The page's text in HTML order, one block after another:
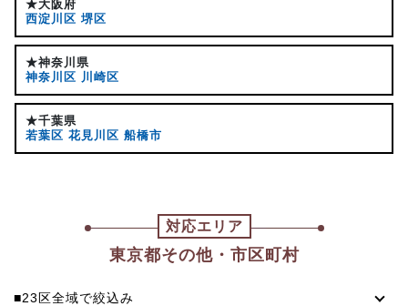
★大阪府
西淀川区 堺区
★神奈川県
神奈川区 川崎区
★千葉県
若葉区 花見川区 船橋市
対応エリア
東京都その他・市区町村
■23区全域で絞込み